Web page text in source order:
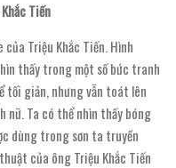
Tiến
Triệu Khắc Tiến. Hình
thấy trong một số bức tranh
tối giản, nhưng vẫn toát lên
nữ. Ta có thể nhìn thấy bóng
dùng trong sơn ta truyền
của ông Triệu Khắc Tiến